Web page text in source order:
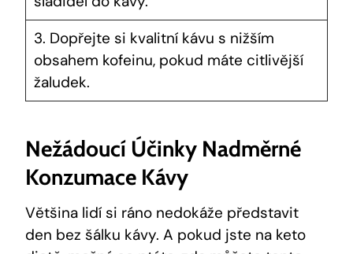
3. Dopřejte si kvalitní kávu s nižším
obsahem kofeinu, pokud máte citlivější
žaludek.
Nežádoucí Účinky Nadměrné
Konzumace Kávy
Většina lidí si ráno nedokáže představit
den bez šálku kávy. A pokud jste na keto